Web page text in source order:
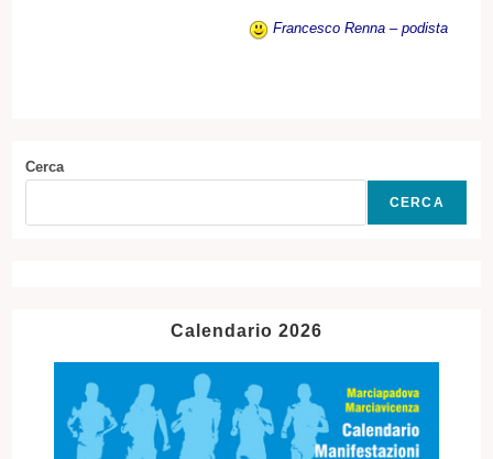
Francesco Renna – podista
Cerca
CERCA
Calendario 2026